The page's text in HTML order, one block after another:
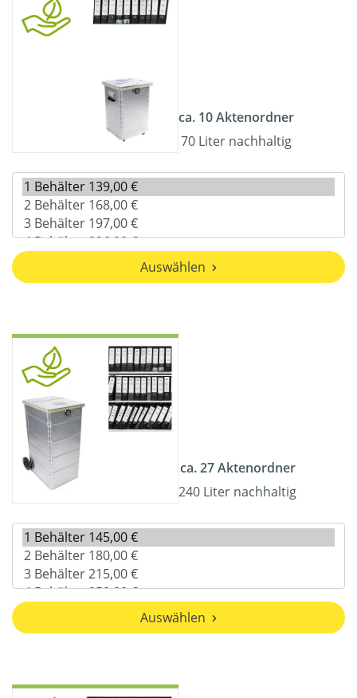
ca. 10 Aktenordner
70 Liter nachhaltig
Auswählen
ca. 27 Aktenordner
240 Liter nachhaltig
Auswählen